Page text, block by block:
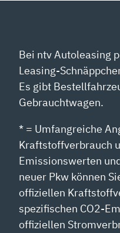
Bei ntv Autoleasing
Leasing-
Es gibt
Gebrauchtwagen.
* = Umfangreiche
Kraftstoffverbrauch
Emissionswerten
neuer Pkw können
offiziellen
spezifischen CO2-
offiziellen